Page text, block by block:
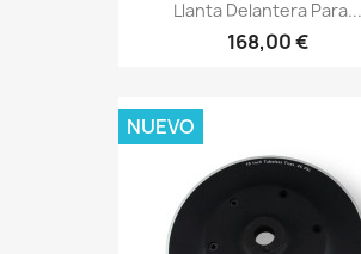
Llanta Delantera Para...
168,00 €
NUEVO